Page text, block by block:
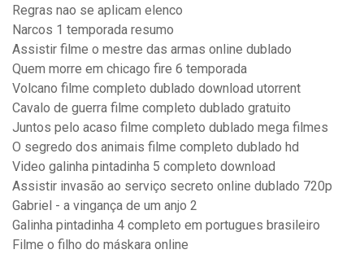
Regras nao se aplicam elenco
Narcos 1 temporada resumo
Assistir filme o mestre das armas online dublado
Quem morre em chicago fire 6 temporada
Volcano filme completo dublado download utorrent
Cavalo de guerra filme completo dublado gratuito
Juntos pelo acaso filme completo dublado mega filmes
O segredo dos animais filme completo dublado hd
Video galinha pintadinha 5 completo download
Assistir invasão ao serviço secreto online dublado 720p
Gabriel - a vingança de um anjo 2
Galinha pintadinha 4 completo em portugues brasileiro
Filme o filho do máskara online